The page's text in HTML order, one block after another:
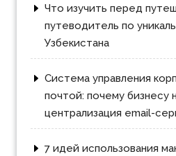
Что изучить перед
путеводитель по
Узбекистана
Система управления
почтой: почему бизнесу
централизация email-
7 идей использования